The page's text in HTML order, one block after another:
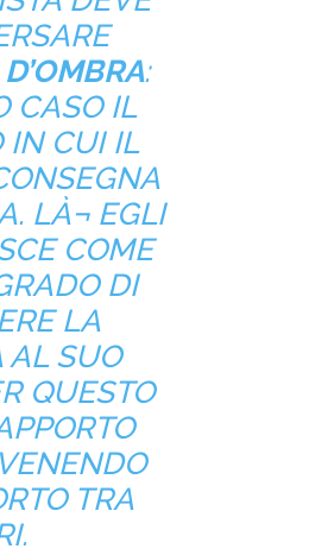
:
CASO IL
IN CUI IL
LÀ¬ EGLI
COME
DI
LA
AL SUO
QUESTO
TRA